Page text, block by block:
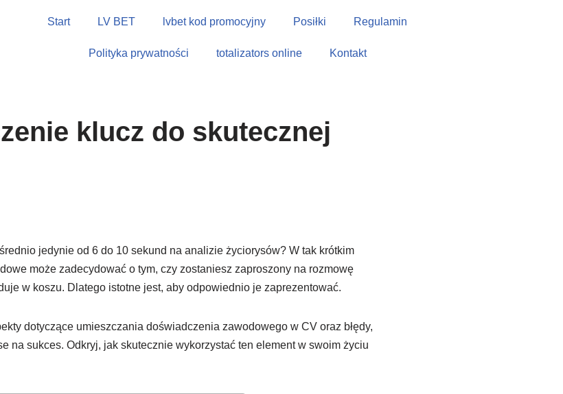
Start LV BET lvbet kod promocyjny Posiłki Regulamin
Polityka prywatności totalizators online Kontakt
klucz do skutecznej
jedynie od 6 do 10 sekund na analizie życiorysów? W tak krótkim
może zadecydować o tym, czy zostaniesz zaproszony na rozmowę
w koszu. Dlatego istotne jest, aby odpowiednio je zaprezentować.
dotyczące umieszczania doświadczenia zawodowego w CV oraz błędy,
na sukces. Odkryj, jak skutecznie wykorzystać ten element w swoim życiu